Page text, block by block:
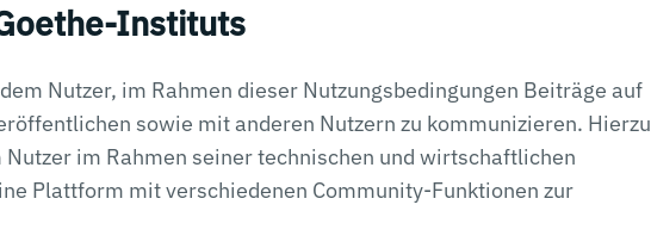
Instituts
Nutzer, im Rahmen dieser Nutzungsbedingungen Beiträge auf
sowie mit anderen Nutzern zu kommunizieren. Hierzu
im Rahmen seiner technischen und wirtschaftlichen
Plattform mit verschiedenen Community-Funktionen zur